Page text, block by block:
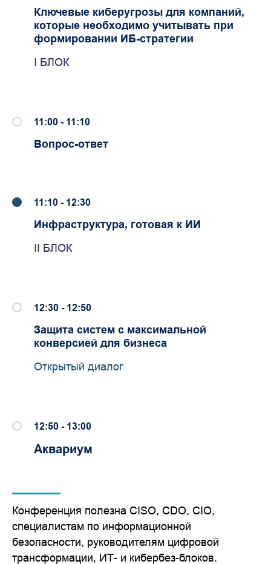
Ключевые киберугрозы для компаний,
которые необходимо учитывать при
формировании ИБ-стратегии
I БЛОК
11:00 - 11:10
Вопрос-ответ
11:10 - 12:30
Инфраструктура, готовая к ИИ
II БЛОК
12:30 - 12:50
Защита систем с максимальной
конверсией для бизнеса
Открытый диалог
12:50 - 13:00
Аквариум
Конференция полезна CISO, CDO, CIO,
специалистам по информационной
безопасности, руководителям цифровой
трансформации, ИТ- и кибербез-блоков.